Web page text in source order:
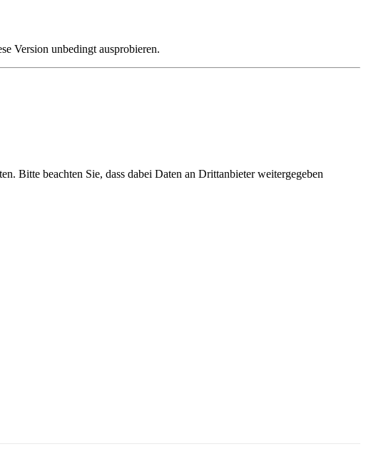
Version unbedingt ausprobieren.
Bitte beachten Sie, dass dabei Daten an Drittanbieter weitergegeben